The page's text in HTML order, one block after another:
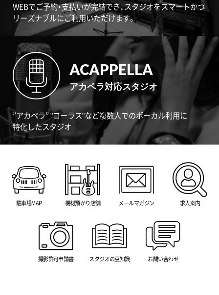
WEBでご予約・支払いが完結でき、スタジオをスマートかつ
リーズナブルにご利用いただけます。
ACAPPELLA
アカペラ対応スタジオ
”アカペラ” "コーラス"など複数人でのボーカル利用に
特化したスタジオ
駐車場MAP 機材預かり店舗 メールマガジン 求人案内
撮影許可申請書 スタジオの豆知識 お問い合わせ